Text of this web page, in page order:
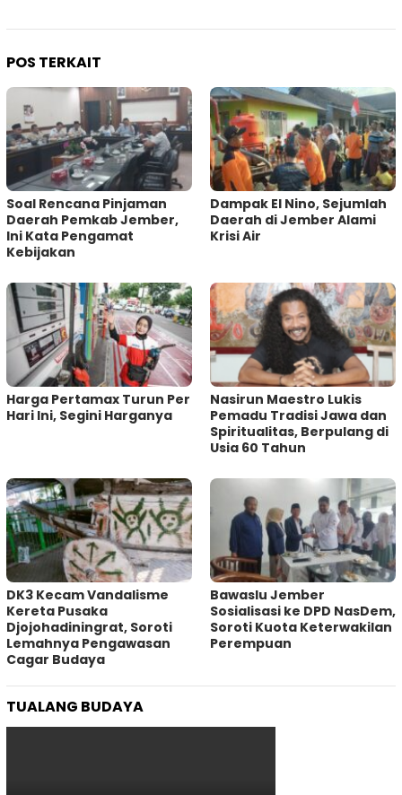
POS TERKAIT
‎Soal Rencana Pinjaman
Daerah Pemkab Jember,
Ini Kata Pengamat
Kebijakan ‎
Dampak El Nino, Sejumlah
Daerah di Jember Alami
Krisi Air
Harga Pertamax Turun Per
Hari Ini, Segini Harganya
‎Nasirun Maestro Lukis
Pemadu Tradisi Jawa dan
Spiritualitas, Berpulang di
Usia 60 Tahun
DK3 Kecam Vandalisme
Kereta Pusaka
Djojohadiningrat, Soroti
Lemahnya Pengawasan
Cagar Budaya
Bawaslu Jember
Sosialisasi ke DPD NasDem,
Soroti Kuota Keterwakilan
Perempuan
TUALANG BUDAYA